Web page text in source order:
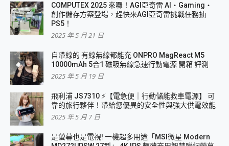
COMPUTEX 2025 來囉！AGI亞奇雷 AI・Gaming・
創作儲存方案登場，趕快來AGI亞奇雷挑戰任務抽
PS5！
2025 年 5 月 21 日
自帶線的 有線無線都能充 ONPRO MagReact M5
10000mAh 5合1 磁吸無線急速行動電源 開箱 評測
2025 年 5 月 19 日
飛利浦 JS7310 ⚡【電急便｜行動儲能救車電源】 可
靠的旅行夥伴！帶給您優異的安全性與強大供電效能
2025 年 5 月 7 日
是螢幕也是電視! 一機超多用途「MSI微星 Modern